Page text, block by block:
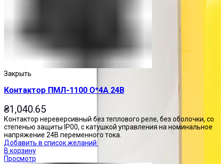
Закрыть
Контактор ПМЛ-1100 О*4А 24В
₴1,040.65
Контактор нереверсивный без теплового реле, без оболочки, со
степенью защиты IP00, с катушкой управления на номинальное
напряжение 24В переменного тока.
Добавить в список желаний
В корзину
Просмотр